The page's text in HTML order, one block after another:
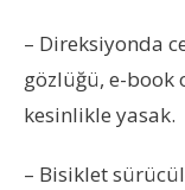
– Direksiyonda
gözlüğü, e-book
kesinlikle yasak.
– Bisiklet